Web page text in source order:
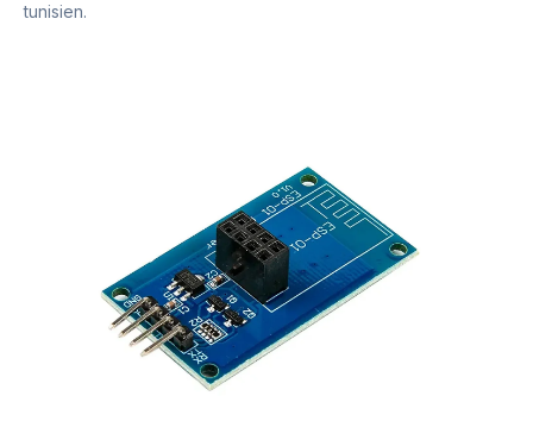
tunisien.